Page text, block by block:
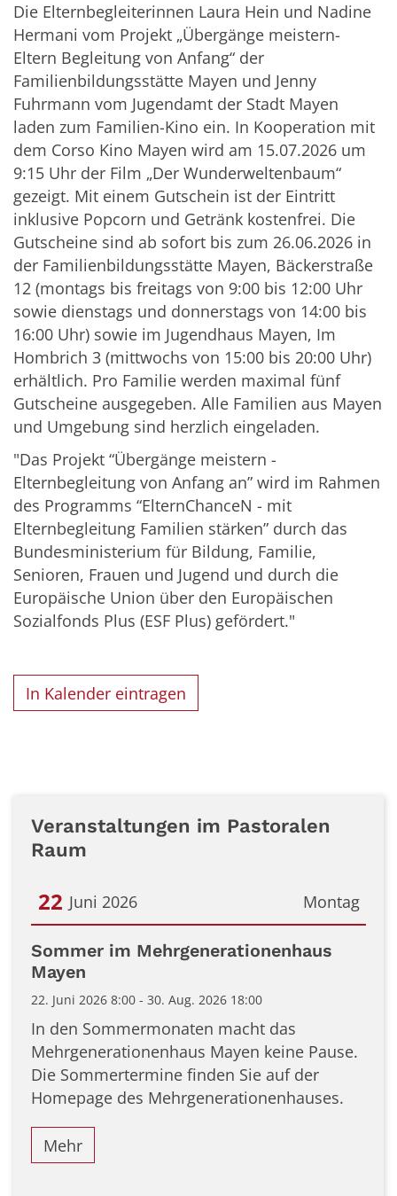
Die Elternbegleiterinnen Laura Hein und Nadine
Hermani vom Projekt „Übergänge meistern-
Eltern Begleitung von Anfang“ der
Familienbildungsstätte Mayen und Jenny
Fuhrmann vom Jugendamt der Stadt Mayen
laden zum Familien-Kino ein. In Kooperation mit
dem Corso Kino Mayen wird am 15.07.2026 um
9:15 Uhr der Film „Der Wunderweltenbaum“
gezeigt. Mit einem Gutschein ist der Eintritt
inklusive Popcorn und Getränk kostenfrei. Die
Gutscheine sind ab sofort bis zum 26.06.2026 in
der Familienbildungsstätte Mayen, Bäckerstraße
12 (montags bis freitags von 9:00 bis 12:00 Uhr
sowie dienstags und donnerstags von 14:00 bis
16:00 Uhr) sowie im Jugendhaus Mayen, Im
Hombrich 3 (mittwochs von 15:00 bis 20:00 Uhr)
erhältlich. Pro Familie werden maximal fünf
Gutscheine ausgegeben. Alle Familien aus Mayen
und Umgebung sind herzlich eingeladen.
"Das Projekt “Übergänge meistern -
Elternbegleitung von Anfang an” wird im Rahmen
des Programms “ElternChanceN - mit
Elternbegleitung Familien stärken” durch das
Bundesministerium für Bildung, Familie,
Senioren, Frauen und Jugend und durch die
Europäische Union über den Europäischen
Sozialfonds Plus (ESF Plus) gefördert."
In Kalender eintragen
Veranstaltungen im Pastoralen
Raum
Montag
22 Juni 2026
Datum: 22. Juni 2026
Sommer im Mehrgenerationenhaus
Mayen
22. Juni 2026 8:00 - 30. Aug. 2026 18:00
In den Sommermonaten macht das
Mehrgenerationenhaus Mayen keine Pause.
Die Sommertermine finden Sie auf der
Homepage des Mehrgenerationenhauses.
Mehr